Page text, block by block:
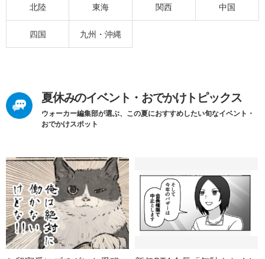
北陸 東海 関西 中国
四国 九州・沖縄
夏休みのイベント・おでかけトピックス
ウォーカー編集部が選ぶ、この夏におすすめしたい旬なイベント・
おでかけスポット